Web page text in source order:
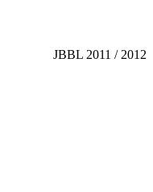
JBBL 2011 / 2012